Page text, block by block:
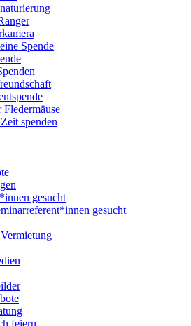
Spende
spenden
gesucht
gesucht
feiern